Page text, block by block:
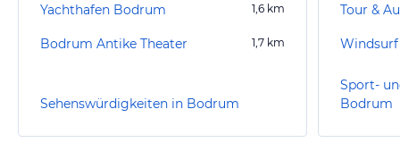
Yachthafen Bodrum 1,6 km
Bodrum Antike Theater 1,7 km
Sehenswürdigkeiten in Bodrum
Tour &
Sport-
Bodrum